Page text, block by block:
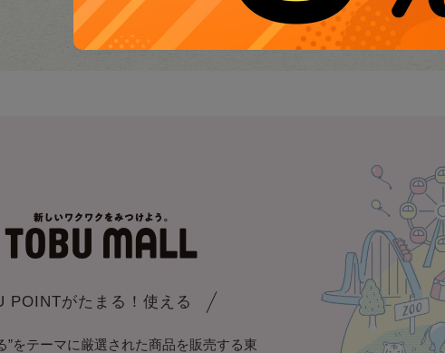
POINTがたまる！使える
”をテーマに厳選された商品を販売する東